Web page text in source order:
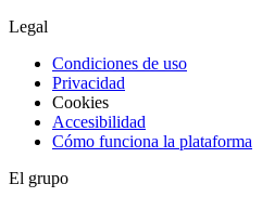
Legal
Condiciones de uso
Privacidad
Cookies
Accesibilidad
Cómo funciona la plataforma
El grupo